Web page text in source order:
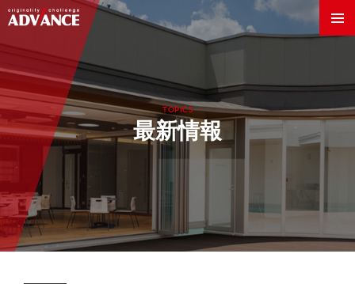
Innovation World
製法・技術
TOPICS
最新情報